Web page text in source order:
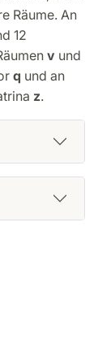
Räume. An
12
v und
q und an
z.